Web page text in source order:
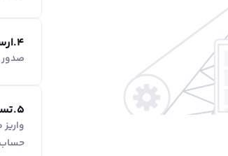
4
.
صدور
5
.